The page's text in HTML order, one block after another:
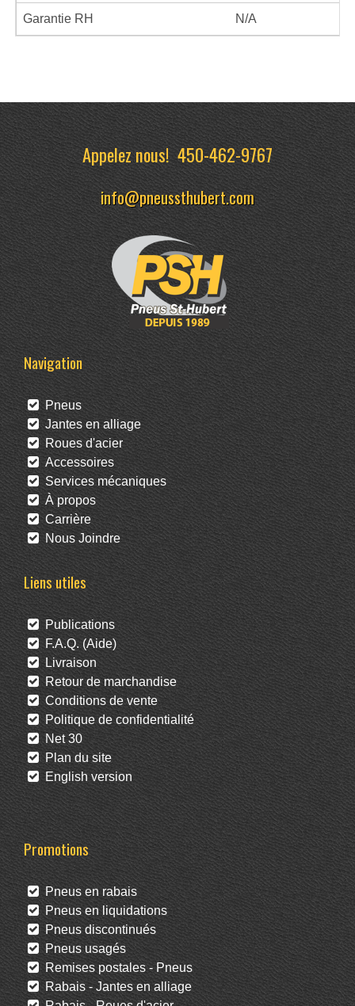
Garantie RH N/A
Appelez nous!450-462-9767
info@pneussthubert.com
Navigation
Pneus
Jantes en alliage
Roues d'acier
Accessoires
Services mécaniques
À propos
Carrière
Nous Joindre
Liens utiles
Publications
F.A.Q. (Aide)
Livraison
Retour de marchandise
Conditions de vente
Politique de confidentialité
Net 30
Plan du site
English version
Promotions
Pneus en rabais
Pneus en liquidations
Pneus discontinués
Pneus usagés
Remises postales - Pneus
Rabais - Jantes en alliage